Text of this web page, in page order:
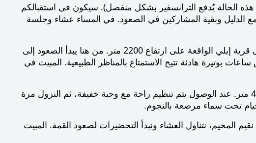
الحالة يُدفع الترانسفير بشكل منفصل). سيكون في استقبالكم
الدليل وبقية المشاركين في الصعود. في المساء عشاء وجلسة
. في الصباح الإفطار في الفندق، ثم الانطلاق بالترانسفير إلى قرية إيلي الواقعة على ارتفاع 2200 متر. من هنا يبدأ الصعود إلى
حوالي خمس ساعات بوتيرة هادئة تتيح الاستمتاع بالمناظر الطبيعية. المبيت في
. استيقاظ مبكر والصعود إلى المخيم الثاني على ارتفاع 4200 متر. عند الوصول يتم تنظيم راحة مع وجبة خفيفة، ثم النزول مرة
تحت سماء مرصعة بالنجوم.
إلى المخيم الثاني على ارتفاع 4200 متر. هنا نقيم المخيم، نتناول العشاء ونبدأ التحضيرات لصعود القمة. المبيت